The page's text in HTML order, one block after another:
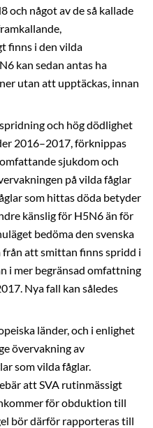
och något av de så kallade
finns i den vilda
kan sedan antas ha
utan att upptäckas, innan
och hög dödlighet
2016–2017, förknippas
sjukdom och
på vilda fåglar
som hittas döda betyder
känslig för H5N6 än för
bedöma den svenska
att smittan finns spridd i
i mer begränsad omfattning
Nya fall kan således
länder, och i enlighet
övervakning av
som vilda fåglar.
att SVA rutinmässigt
för obduktion till
bör därför rapporteras till